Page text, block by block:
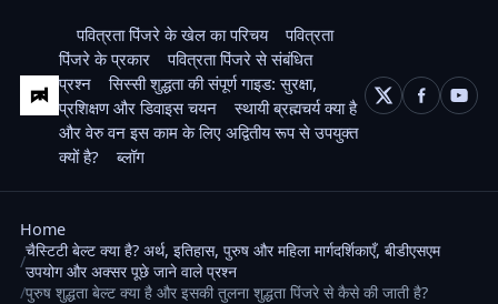
पवित्रता पिंजरे के खेल का परिचय
पवित्रता
पिंजरे के प्रकार
पवित्रता पिंजरे से संबंधित
प्रश्न
सिस्सी शुद्धता की संपूर्ण गाइड: सुरक्षा,
प्रशिक्षण और डिवाइस चयन
स्थायी ब्रह्मचर्य क्या है
और वेरु वन इस काम के लिए अद्वितीय रूप से उपयुक्त
क्यों है?
ब्लॉग
Home
चैस्टिटी बेल्ट क्या है? अर्थ, इतिहास, पुरुष और महिला मार्गदर्शिकाएँ, बीडीएसएम
उपयोग और अक्सर पूछे जाने वाले प्रश्न
पुरुष शुद्धता बेल्ट क्या है और इसकी तुलना शुद्धता पिंजरे से कैसे की जाती है?